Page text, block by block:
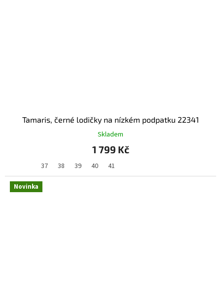
Tamaris, černé lodičky na nízkém podpatku 22341
Skladem
1 799 Kč
37 38 39 40 41
Novinka